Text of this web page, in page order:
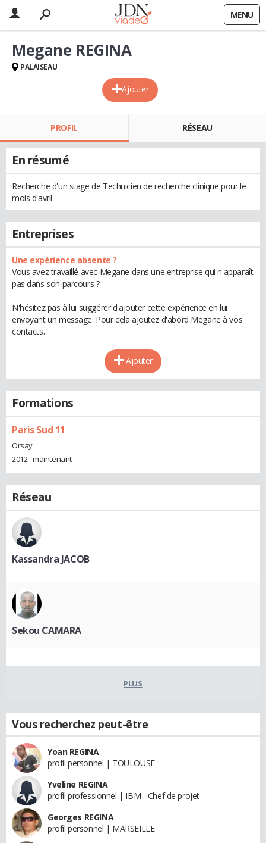
MENU
Ajouter
Megane REGINA
PALAISEAU
PROFIL RÉSEAU
En résumé
Recherche d'un stage de Technicien de recherche clinique pour le
mois d'avril
Entreprises
Une expérience absente ?
Vous avez travaillé avec Megane dans une entreprise qui n'apparaît
pas dans son parcours ?
N'hésitez pas à lui suggérer d'ajouter cette expérience en lui
envoyant un message. Pour cela ajoutez d'abord Megane à vos
contacts.
Ajouter
Formations
Paris Sud 11
Orsay
2012 - maintenant
Réseau
Kassandra JACOB
Sekou CAMARA
PLUS
Vous recherchez peut-être
Yoan REGINA
profil personnel | TOULOUSE
Yveline REGINA
profil professionnel | IBM - Chef de projet
Georges REGINA
profil personnel | MARSEILLE